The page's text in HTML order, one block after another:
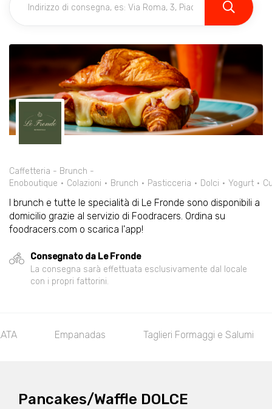
Caffetteria - Brunch -
Enoboutique
Colazioni Brunch Pasticceria Dolci Yogurt
I brunch e tutte le specialità di Le Fronde sono disponibili a
domicilio grazie al servizio di Foodracers. Ordina su
foodracers.com o scarica l'app!
Consegnato da Le Fronde
La consegna sarà effettuata esclusivamente dal locale
con i propri fattorini.
Empanadas Taglieri Formaggi e Salumi
Pancakes/Waffle DOLCE